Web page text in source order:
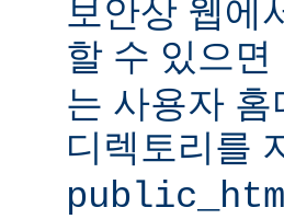
보안상 웹에
할 수 있으
는 사용자
디렉토리를